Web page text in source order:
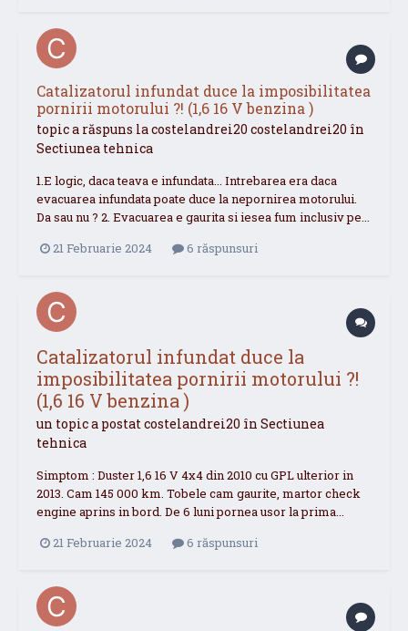
Catalizatorul infundat duce la imposibilitatea
pornirii motorului ?! (1,6 16 V benzina )
topic a răspuns lacostelandrei20 costelandrei20 în
Sectiunea tehnica
1.E logic, daca teava e infundata... Intrebarea era daca
evacuarea infundata poate duce la nepornirea motorului.
Da sau nu ? 2. Evacuarea e gaurita si iesea fum inclusiv pe...
21 Februarie 2024
6 răspunsuri
Catalizatorul infundat duce la
imposibilitatea pornirii motorului ?!
(1,6 16 V benzina )
un topic a postatcostelandrei20 în Sectiunea
tehnica
Simptom : Duster 1,6 16 V 4x4 din 2010 cu GPL ulterior in
2013. Cam 145 000 km. Tobele cam gaurite, martor check
engine aprins in bord. De 6 luni pornea usor la prima...
21 Februarie 2024
6 răspunsuri